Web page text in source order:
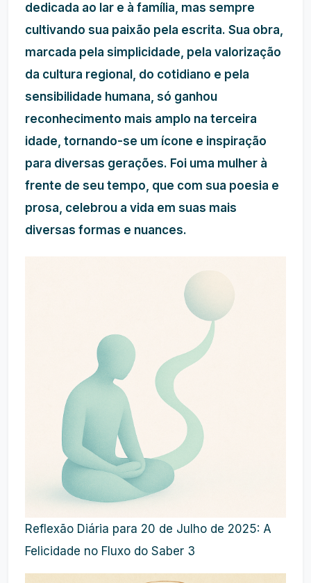
dedicada ao lar e à família, mas sempre
cultivando sua paixão pela escrita. Sua obra,
marcada pela simplicidade, pela valorização
da cultura regional, do cotidiano e pela
sensibilidade humana, só ganhou
reconhecimento mais amplo na terceira
idade, tornando-se um ícone e inspiração
para diversas gerações. Foi uma mulher à
frente de seu tempo, que com sua poesia e
prosa, celebrou a vida em suas mais
diversas formas e nuances.
Reflexão Diária para 20 de Julho de 2025: A
Felicidade no Fluxo do Saber 3